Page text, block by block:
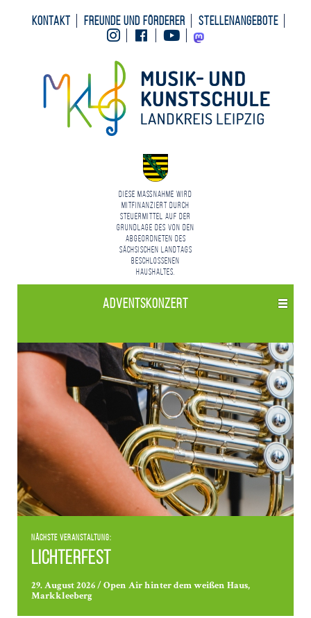
Kontakt Freunde und Förderer
Stellenangebote
InstagramFacebookYoutubeMastodon
Diese Maßnahme wird
mitfinanziert durch
Steuermittel auf der
Grundlage des von den
Abgeordneten des
Sächsischen Landtags
beschlossenen
Haushaltes.
Advents­konzert
Nächste Veranstaltung:
Lichterfest
29. August 2026 / Open Air hinter dem weißen Haus,
Markkleeberg